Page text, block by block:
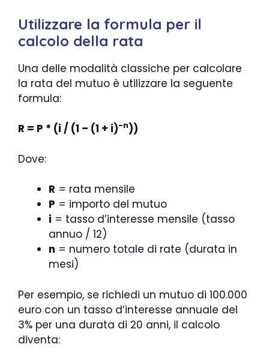
Utilizzare la formula per il
calcolo della rata
Una delle modalità classiche per calcolare
la rata del mutuo è utilizzare la seguente
formula:
R = P * (i / (1 – (1 + i)-n))
Dove:
R = rata mensile
P = importo del mutuo
i = tasso d’interesse mensile (tasso
annuo / 12)
n = numero totale di rate (durata in
mesi)
Per esempio, se richiedi un mutuo di 100.000
euro con un tasso d’interesse annuale del
3% per una durata di 20 anni, il calcolo
diventa: